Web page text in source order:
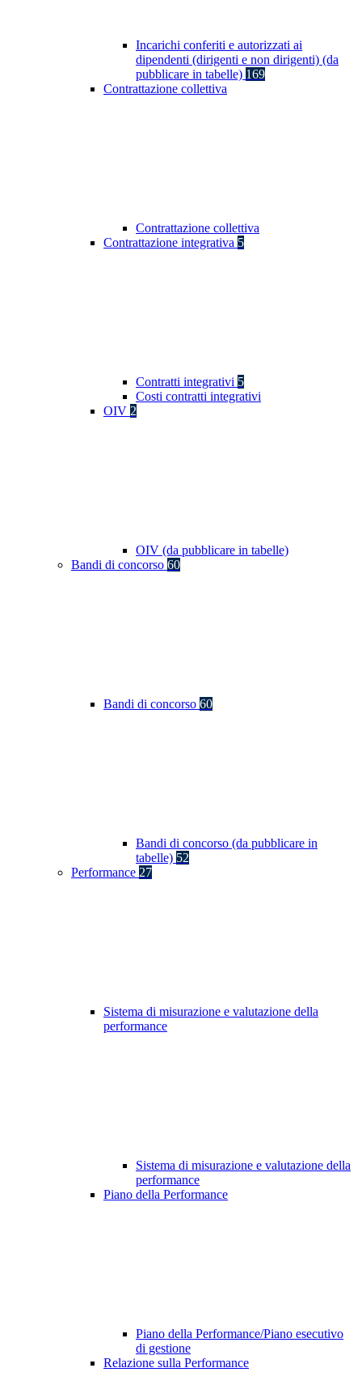
Incarichi conferiti e autorizzati ai
dipendenti (dirigenti e non dirigenti) (da
pubblicare in tabelle) 169
Contrattazione collettiva
Contrattazione collettiva
Contrattazione integrativa 5
Contratti integrativi 5
Costi contratti integrativi
OIV 2
OIV (da pubblicare in tabelle)
Bandi di concorso 60
Bandi di concorso 60
Bandi di concorso (da pubblicare in
tabelle) 52
Performance 27
Sistema di misurazione e valutazione della
performance
Sistema di misurazione e valutazione della
performance
Piano della Performance
Piano della Performance/Piano esecutivo
di gestione
Relazione sulla Performance